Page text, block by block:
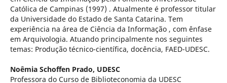
Católica de Campinas (1997) . Atualmente é professor titular
da Universidade do Estado de Santa Catarina. Tem
experiência na área de Ciência da Informação , com ênfase
em Arquivologia. Atuando principalmente nos seguintes
temas: Produção técnico-científica, docência, FAED-UDESC.
Noêmia Schoffen Prado, UDESC
Professora do Curso de Biblioteconomia da UDESC